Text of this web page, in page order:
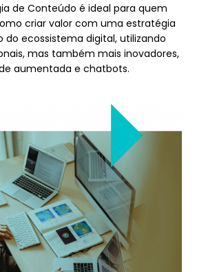
de Conteúdo é ideal para quem
criar valor com uma estratégia
ecossistema digital, utilizando
mas também mais inovadores,
aumentada e chatbots.